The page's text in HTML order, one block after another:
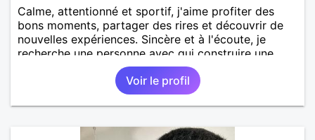
Calme, attentionné et sportif, j'aime profiter des
bons moments, partager des rires et découvrir de
nouvelles expériences. Sincère et à l'écoute, je
recherche une personne avec qui construire une
belle complicité et une relation authentique.
Voir le profil